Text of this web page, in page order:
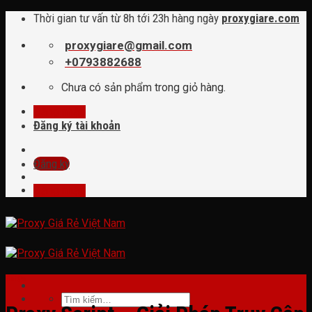
Skip
content
Thời gian tư vấn từ 8h tới 23h hàng ngày proxygiare.com
proxygiare@gmail.com
+0793882688
Chưa có sản phẩm trong giỏ hàng.
Đăng ký tài khoản
Đăng ký
Tìm